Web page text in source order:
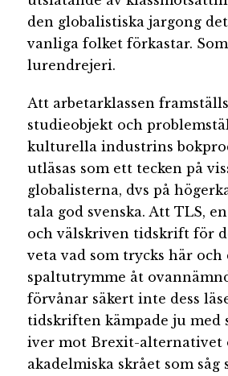
den globalistiska jargong
vanliga folket förkastar.
lurendrejeri.
Att arbetarklassen
studieobjekt och
kulturella industrins
utläsas som ett tecken på
globalisterna, dvs på
tala god svenska. Att TLS,
och välskriven tidskrift för
veta vad som trycks här och
spaltutrymme åt
förvånar säkert inte dess
tidskriften kämpade ju med
iver mot Brexit-alternativet
akadelmiska skrået som såg